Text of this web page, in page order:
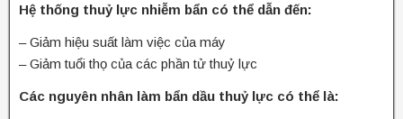
Hệ thống thuỷ lực nhiễm bẩn có thể dẫn đến:
– Giảm hiệu suất làm việc của máy
– Giảm tuổi thọ của các phần tử thuỷ lực
Các nguyên nhân làm bẩn dầu thuỷ lực có thể là: